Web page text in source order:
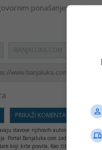
ponašanjem zaštite
BANJALUKA.COM
PRIKAŽI KOMENTARE
stavove njihovih autora, a ne nužno
Portal Banjaluka.com zadržava pravo
koji krše pravila. Kao čitalac takođe